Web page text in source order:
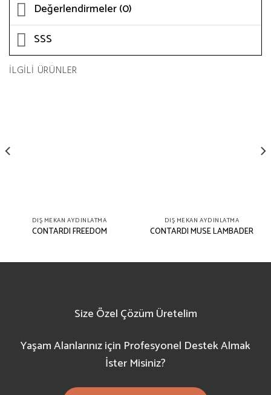
Değerlendirmeler (0)
SSS
İLGILI ÜRÜNLER
DIŞ MEKAN AYDINLATMA
CONTARDI FREEDOM
DIŞ MEKAN AYDINLATMA
CONTARDI MUSE LAMBADER
Size Özel Çözüm Üretelim
Yaşam Alanlarınız için Profesyonel Destek Almak
İster Misiniz?